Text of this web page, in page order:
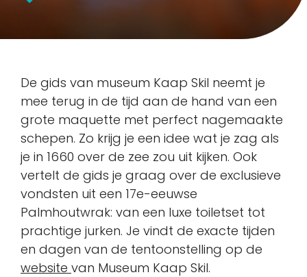
De gids van museum Kaap Skil neemt je
mee terug in de tijd aan de hand van een
grote maquette met perfect nagemaakte
schepen. Zo krijg je een idee wat je zag als
je in 1660 over de zee zou uit kijken. Ook
vertelt de gids je graag over de exclusieve
vondsten uit een 17e-eeuwse
Palmhoutwrak: van een luxe toiletset tot
prachtige jurken. Je vindt de exacte tijden
en dagen van de tentoonstelling op de
website van Museum Kaap Skil.